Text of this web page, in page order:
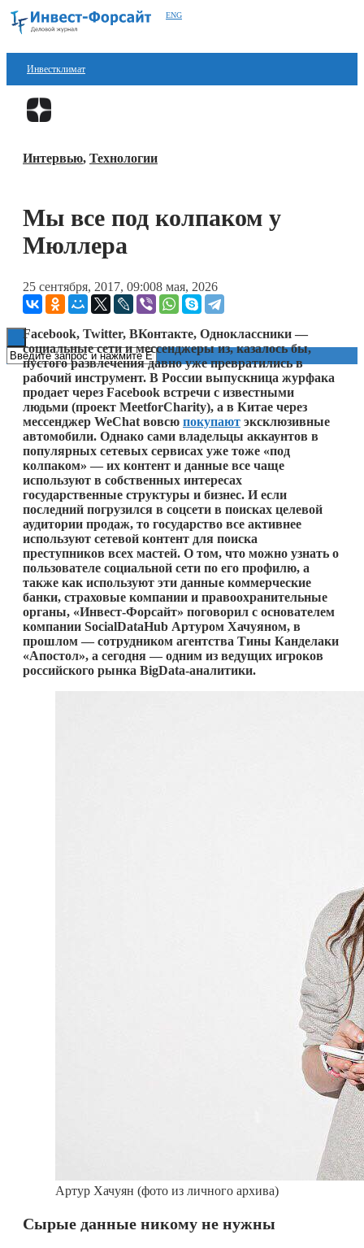
ENG
Инвестклимат
Финансы
Блокчейн
Книги
Интервью, Технологии
Мы все под колпаком у
Мюллера
25 сентября, 2017, 09:008 мая, 2026
Facebook, Twitter, ВКонтакте, Одноклассники —
социальные сети и мессенджеры из, казалось бы,
пустого развлечения давно уже превратились в
рабочий инструмент. В России выпускница журфака
продает через Facebook встречи с известными
людьми (проект MeetforCharity), а в Китае через
мессенджер WeChat вовсю покупают эксклюзивные
автомобили. Однако сами владельцы аккаунтов в
популярных сетевых сервисах уже тоже «под
колпаком» — их контент и данные все чаще
используют в собственных интересах
государственные структуры и бизнес. И если
последний погрузился в соцсети в поисках целевой
аудитории продаж, то государство все активнее
используют сетевой контент для поиска
преступников всех мастей. О том, что можно узнать о
пользователе социальной сети по его профилю, а
также как используют эти данные коммерческие
банки, страховые компании и правоохранительные
органы, «Инвест-Форсайт» поговорил с основателем
компании SocialDataHub Артуром Хачуяном, в
прошлом — сотрудником агентства Тины Канделаки
«Апостол», а сегодня — одним из ведущих игроков
российского рынка BigData-аналитики.
Артур Хачуян (фото из личного архива)
Сырые данные никому не нужны